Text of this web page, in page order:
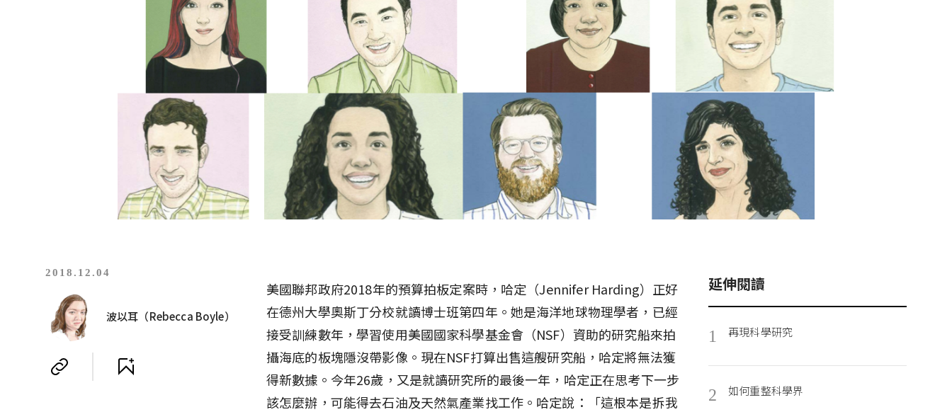
2018.12.04
波以耳（Rebecca Boyle）
美國聯邦政府2018年的預算拍板定案時，哈定（Jennifer Harding）正好
在德州大學奧斯丁分校就讀博士班第四年。她是海洋地球物理學者，已經
接受訓練數年，學習使用美國國家科學基金會（NSF）資助的研究船來拍
攝海底的板塊隱沒帶影像。現在NSF打算出售這艘研究船，哈定將無法獲
得新數據。今年26歲，又是就讀研究所的最後一年，哈定正在思考下一步
該怎麼辦，可能得去石油及天然氣產業找工作。哈定說：「這根本是拆我
延伸閱讀
1 再現科學研究
2 如何重整科學界